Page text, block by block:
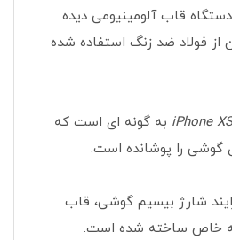
قاب آلومینیومی دیده
از فولاد ضد زنگ استفاده شده
iPhone XS به گونه ای است که
گوشی را پوشانده است.
شارژ بیسیم گوشی، قاب
خاص ساخته شده است.